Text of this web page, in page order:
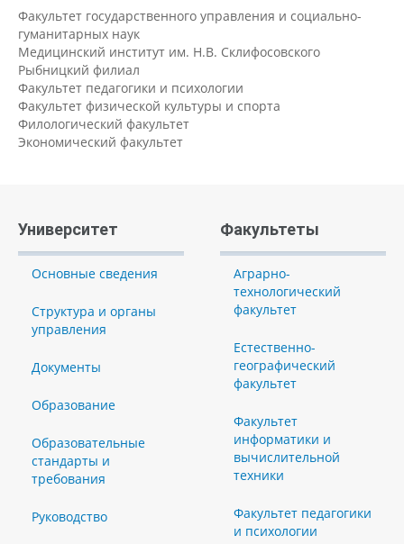
Факультет государственного управления и социально-
гуманитарных наук
Медицинский институт им. Н.В. Склифосовского
Рыбницкий филиал
Факультет педагогики и психологии
Факультет физической культуры и спорта
Филологический факультет
Экономический факультет
Университет
Основные сведения
Структура и органы
управления
Документы
Образование
Образовательные
стандарты и
требования
Руководство
Факультеты
Аграрно-
технологический
факультет
Естественно-
географический
факультет
Факультет
информатики и
вычислительной
техники
Факультет педагогики
и психологии